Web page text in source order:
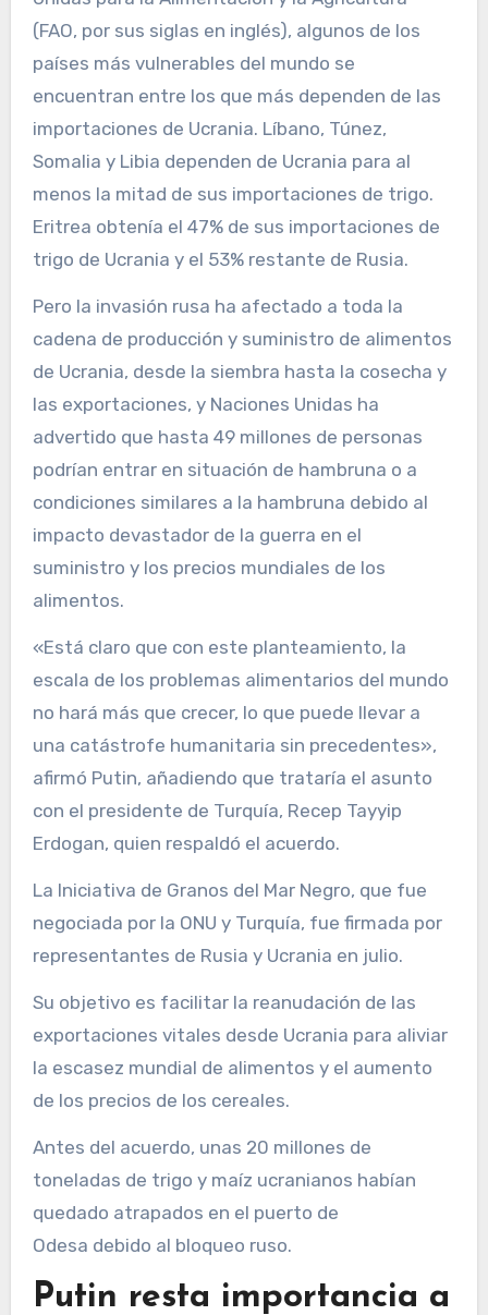
(FAO, por sus siglas en inglés), algunos de los
países más vulnerables del mundo se
encuentran entre los que más dependen de las
importaciones de Ucrania. Líbano, Túnez,
Somalia y Libia dependen de Ucrania para al
menos la mitad de sus importaciones de trigo.
Eritrea obtenía el 47% de sus importaciones de
trigo de Ucrania y el 53% restante de Rusia.
Pero la invasión rusa ha afectado a toda la
cadena de producción y suministro de alimentos
de Ucrania, desde la siembra hasta la cosecha y
las exportaciones, y Naciones Unidas ha
advertido que hasta 49 millones de personas
podrían entrar en situación de hambruna o a
condiciones similares a la hambruna debido al
impacto devastador de la guerra en el
suministro y los precios mundiales de los
alimentos.
«Está claro que con este planteamiento, la
escala de los problemas alimentarios del mundo
no hará más que crecer, lo que puede llevar a
una catástrofe humanitaria sin precedentes»,
afirmó Putin, añadiendo que trataría el asunto
con el presidente de Turquía, Recep Tayyip
Erdogan, quien respaldó el acuerdo.
La Iniciativa de Granos del Mar Negro, que fue
negociada por la ONU y Turquía, fue firmada por
representantes de Rusia y Ucrania en julio.
Su objetivo es facilitar la reanudación de las
exportaciones vitales desde Ucrania para aliviar
la escasez mundial de alimentos y el aumento
de los precios de los cereales.
Antes del acuerdo, unas 20 millones de
toneladas de trigo y maíz ucranianos habían
quedado atrapados en el puerto de
Odesa debido al bloqueo ruso.
Putin resta importancia a